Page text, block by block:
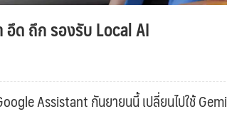
อึด ถึก รองรับ Local AI
Assistant กันยายนนี้ เปลี่ยนไปใช้